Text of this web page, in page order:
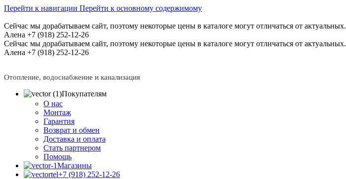
Перейти к навигации Перейти к основному содержимому
Сейчас мы дорабатываем сайт, поэтому некоторые цены в каталоге могут отличаться от актуальных.
Алена +7 (918) 252-12-26
Сейчас мы дорабатываем сайт, поэтому некоторые цены в каталоге могут отличаться от актуальных.
Алена +7 (918) 252-12-26
Отопление, водоснабжение и канализация
Покупателям
О нас
Монтаж
Гарантия
Возврат и обмен
Доставка и оплата
Стать партнером
Помощь
Магазины
+7 (918) 252-12-26